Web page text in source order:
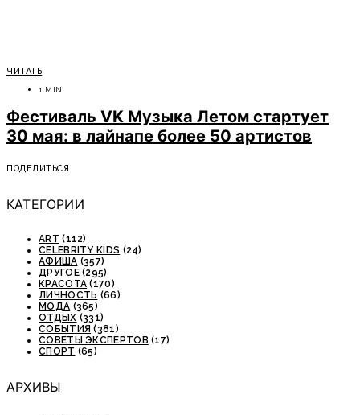
ЧИТАТЬ
1 MIN
Фестиваль VK Музыка Летом стартует
30 мая: в лайнапе более 50 артистов
ПОДЕЛИТЬСЯ
КАТЕГОРИИ
ART (112)
CELEBRITY KIDS (24)
АФИША (357)
ДРУГОЕ(295)
КРАСОТА (170)
ЛИЧНОСТЬ (66)
МОДА (365)
ОТДЫХ (331)
СОБЫТИЯ (381)
СОВЕТЫ ЭКСПЕРТОВ (17)
СПОРТ (65)
АРХИВЫ